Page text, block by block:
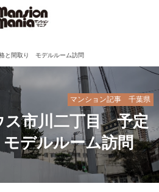
と間取り モデルルーム訪問
マンション記事 千葉県
ス市川二丁目 予定
デルルーム訪問